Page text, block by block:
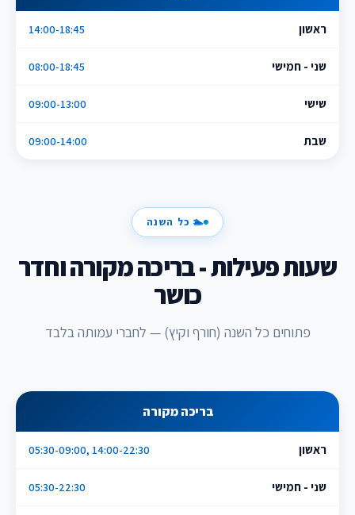
ראשון 14:00-18:45
שני - חמישי 08:00-18:45
שישי 09:00-13:00
שבת 09:00-14:00
🏊 כל השנה
שעות פעילות - בריכה מקורה וחדר
כושר
פתוחים כל השנה (חורף וקיץ) — לחברי עמותה בלבד
בריכה מקורה
ראשון 05:30-09:00, 14:00-22:30
שני - חמישי 05:30-22:30